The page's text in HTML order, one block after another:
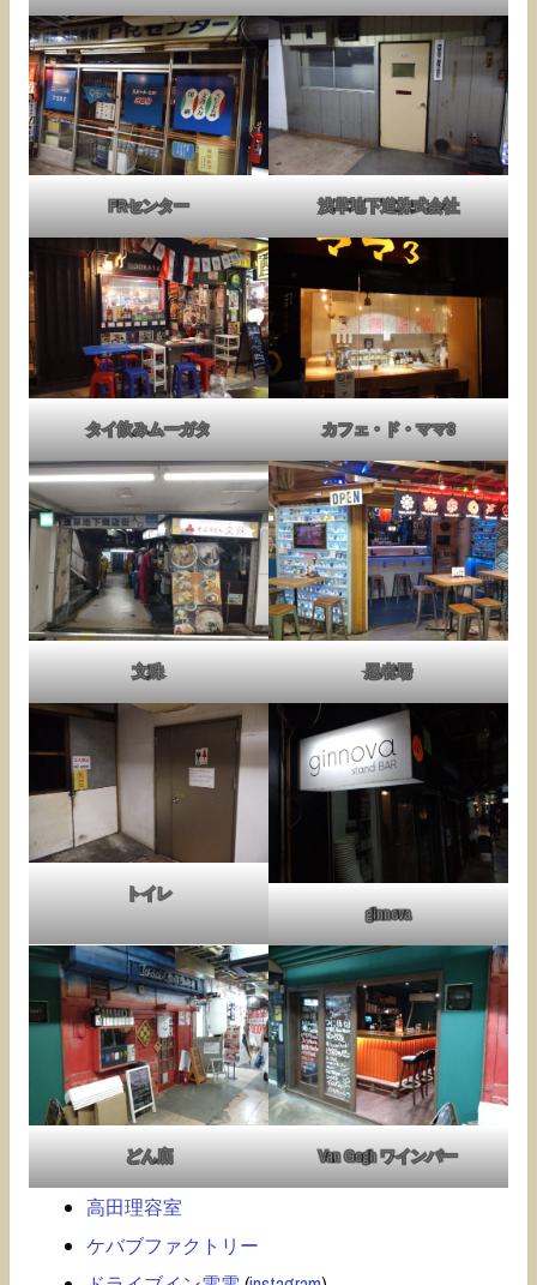
PRセンター 浅草地下道株式会社
タイ飲みムーガタ カフェ・ド・ママ3
文殊 忍者場
トイレ
ginnova
どん底 Van Gogh ワインバー
高田理容室
ケバブファクトリー